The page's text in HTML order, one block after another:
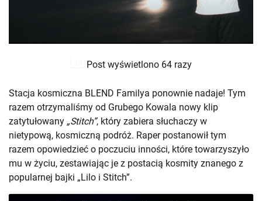
Post wyświetlono 64 razy
Stacja kosmiczna BLEND Familya ponownie nadaje! Tym
razem otrzymaliśmy od Grubego Kowala nowy klip
zatytułowany „Stitch”, który zabiera słuchaczy w
nietypową, kosmiczną podróż. Raper postanowił tym
razem opowiedzieć o poczuciu inności, które towarzyszyło
mu w życiu, zestawiając je z postacią kosmity znanego z
popularnej bajki „Lilo i Stitch”.